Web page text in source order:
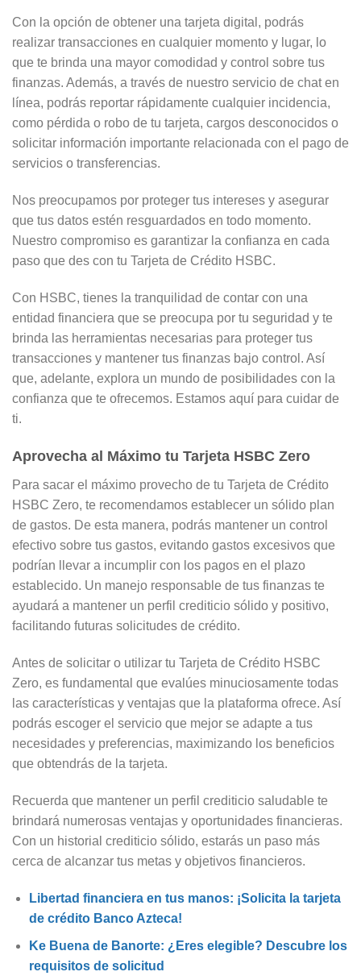
Con la opción de obtener una tarjeta digital, podrás
realizar transacciones en cualquier momento y lugar, lo
que te brinda una mayor comodidad y control sobre tus
finanzas. Además, a través de nuestro servicio de chat en
línea, podrás reportar rápidamente cualquier incidencia,
como pérdida o robo de tu tarjeta, cargos desconocidos o
solicitar información importante relacionada con el pago de
servicios o transferencias.
Nos preocupamos por proteger tus intereses y asegurar
que tus datos estén resguardados en todo momento.
Nuestro compromiso es garantizar la confianza en cada
paso que des con tu Tarjeta de Crédito HSBC.
Con HSBC, tienes la tranquilidad de contar con una
entidad financiera que se preocupa por tu seguridad y te
brinda las herramientas necesarias para proteger tus
transacciones y mantener tus finanzas bajo control. Así
que, adelante, explora un mundo de posibilidades con la
confianza que te ofrecemos. Estamos aquí para cuidar de
ti.
Aprovecha al Máximo tu Tarjeta HSBC Zero
Para sacar el máximo provecho de tu Tarjeta de Crédito
HSBC Zero, te recomendamos establecer un sólido plan
de gastos. De esta manera, podrás mantener un control
efectivo sobre tus gastos, evitando gastos excesivos que
podrían llevar a incumplir con los pagos en el plazo
establecido. Un manejo responsable de tus finanzas te
ayudará a mantener un perfil crediticio sólido y positivo,
facilitando futuras solicitudes de crédito.
Antes de solicitar o utilizar tu Tarjeta de Crédito HSBC
Zero, es fundamental que evalúes minuciosamente todas
las características y ventajas que la plataforma ofrece. Así
podrás escoger el servicio que mejor se adapte a tus
necesidades y preferencias, maximizando los beneficios
que obtendrás de la tarjeta.
Recuerda que mantener un perfil crediticio saludable te
brindará numerosas ventajas y oportunidades financieras.
Con un historial crediticio sólido, estarás un paso más
cerca de alcanzar tus metas y objetivos financieros.
Libertad financiera en tus manos: ¡Solicita la tarjeta
de crédito Banco Azteca!
Ke Buena de Banorte: ¿Eres elegible? Descubre los
requisitos de solicitud